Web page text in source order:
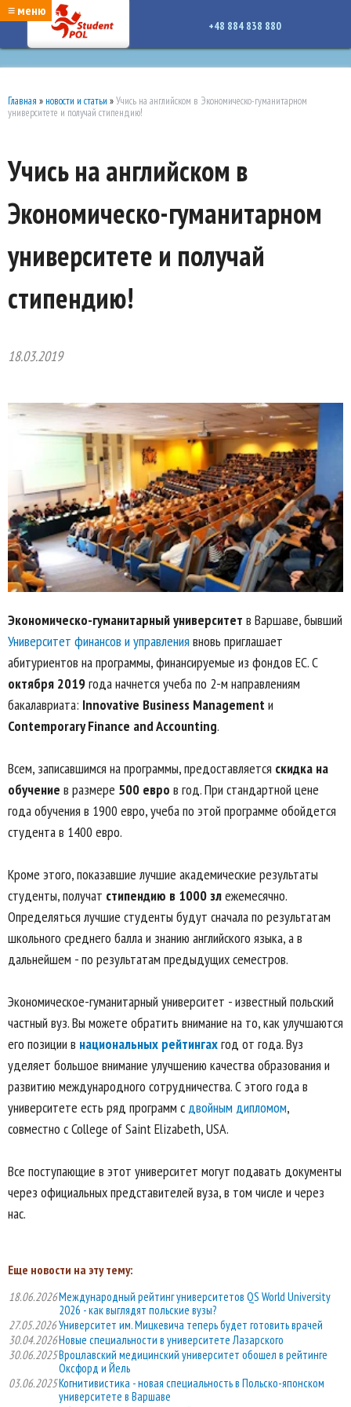
google-site-verification: google7a917c261df1566b.htmlgoogle-site-verification:
google7a917c261df1566b.html
≡ меню
+48 884 838 880
Главная » новости и статьи »Учись на английском в Экономическо-гуманитарном
университете и получай стипендию!
Учись на английском в
Экономическо-гуманитарном
университете и получай
стипендию!
18.03.2019
Экономическо-гуманитарный университет в Варшаве, бывший
Университет финансов и управления вновь приглашает
абитуриентов на программы, финансируемые из фондов ЕС. С
октября 2019года начнется учеба по 2-м направлениям
бакалавриата: Innovative Business Management и
Contemporary Finance and Accounting.
Всем, записавшимся на программы, предоставляется скидка на
обучение в размере 500 евро в год. При стандартной цене
года обучения в 1900 евро, учеба по этой программе обойдется
студента в 1400 евро.
Кроме этого, показавшие лучшие академические результаты
студенты, получат стипендию в 1000 злежемесячно.
Определяться лучшие студенты будут сначала по результатам
школьного среднего балла и знанию английского языка, а в
дальнейшем - по результатам предыдущих семестров.
Экономическое-гуманитарный университет - известный польский
частный вуз. Вы можете обратить внимание на то, как улучшаются
его позиции в национальных рейтингахгод от года. Вуз
уделяет большое внимание улучшению качества образования и
развитию международного сотрудничества. С этого года в
университете есть ряд программ с двойным дипломом,
совместно с College of Saint Elizabeth, USA.
Все поступающие в этот университет могут подавать документы
через официальных представителей вуза, в том числе и через
нас.
Еще новости на эту тему:
18.06.2026Международный рейтинг университетов QS World University
2026 - как выглядят польские вузы?
27.05.2026Университет им. Мицкевича теперь будет готовить врачей
30.04.2026Новые специальности в университете Лазарского
30.06.2025Вроцлавский медицинский университет обошел в рейтинге
Оксфорд и Йель
03.06.2025Когнитивистика - новая специальность в Польско-японском
университете в Варшаве